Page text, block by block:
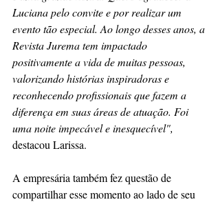
Luciana pelo convite e por realizar um
evento tão especial. Ao longo desses anos, a
Revista Jurema tem impactado
positivamente a vida de muitas pessoas,
valorizando histórias inspiradoras e
reconhecendo profissionais que fazem a
diferença em suas áreas de atuação. Foi
uma noite impecável e inesquecível",
destacou Larissa.
A empresária também fez questão de
compartilhar esse momento ao lado de seu